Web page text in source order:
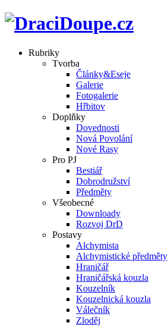
Rubriky
Tvorba
Články&Eseje
Galerie
Fotogalerie
Hřbitov
Doplňky
Dovednosti
Nová Povolání
Nové Rasy
Pro PJ
Bestiář
Dobrodružství
Předměty
Všeobecné
Downloady
Rozvoj DrD
Postavy
Alchymista
Alchymistické předměty
Hraničář
Hraničářská kouzla
Kouzelník
Kouzelnická kouzla
Válečník
Zloděj